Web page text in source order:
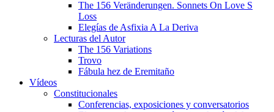
The 156 Veränderungen. Sonnets On Love S
Loss
Elegías de Asfixia A La Deriva
Lecturas del Autor
The 156 Variations
Trovo
Fábula hez de Eremitaño
Vídeos
Constitucionales
Conferencias, exposiciones y conversatorios